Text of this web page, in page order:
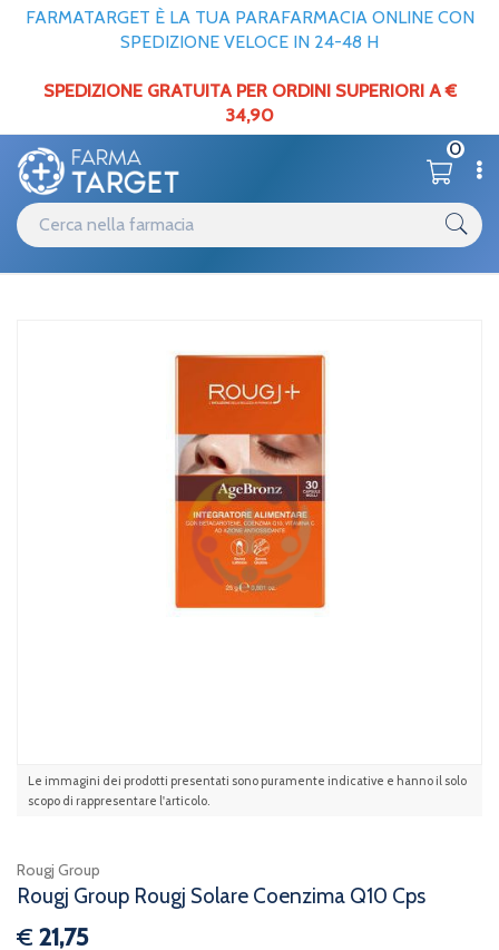
FARMATARGET È LA TUA PARAFARMACIA ONLINE CON
SPEDIZIONE VELOCE IN 24-48 H
SPEDIZIONE GRATUITA PER ORDINI SUPERIORI A €
34,90
0
Rougj Group Rougj Solare Coenzima Q10 Cps
Le immagini dei prodotti presentati sono puramente indicative e hanno il solo
scopo di rappresentare l'articolo.
Rougj Group
Rougj Group Rougj Solare Coenzima Q10 Cps
€ 21,75